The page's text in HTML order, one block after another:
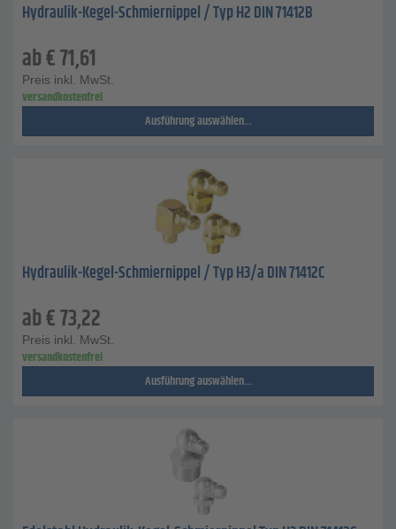
Hydraulik-Kegel-Schmiernippel / Typ H2 DIN 71412B
ab€71,61
Preis inkl. MwSt.
versandkostenfrei
Ausführung auswählen...
Hydraulik-Kegel-Schmiernippel / Typ H3/a DIN 71412C
ab€73,22
Preis inkl. MwSt.
versandkostenfrei
Ausführung auswählen...